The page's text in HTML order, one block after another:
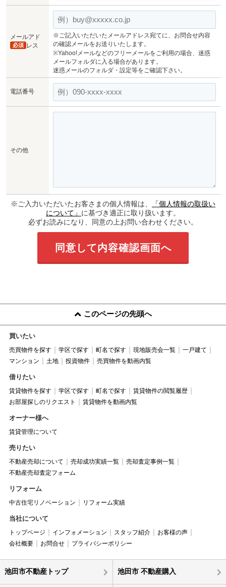
メールアド
レス
必須
※ご記入いただいたメールアドレス宛てに、お問合せ内容
の確認メールをお送りいたします。
※Yahoo!メールなどのフリーメールをご利用の場合、迷惑
メールフォルダに入る場合があります。
迷惑メールのフォルダ・設定等をご確認下さい。
電話番号
その他
※ご入力いただいたお客さまの個人情報は、
「個人情報の取扱い
について」 に基づき適正に取り扱います。
必ずお読みになり、同意の上お問い合わせください。
このページの先頭へ
買いたい
売買物件を探す 学区で探す 町名で探す 現地販売会一覧
一戸建て
マンション
土地 投資物件 売買物件を動画内覧
借りたい
賃貸物件を探す 学区で探す 町名で探す
賃貸物件の閲覧履歴
お部屋探しのリクエスト
賃貸物件を動画内覧
オーナー様へ
賃貸管理について
売りたい
不動産売却について 売却成功実績一覧
売却査定事例一覧
不動産売却査定フォーム
リフォーム
中古住宅リノベーション リフォーム実績
当社について
トップページ インフォメーション スタッフ紹介
お客様の声
会社概要
お問合せ プライバシーポリシー
池田市不動産トップ 池田市 不動産購入